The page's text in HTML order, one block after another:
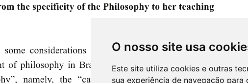
O nosso site usa
Este site utiliza cookies e outras
sua experiência de navegação